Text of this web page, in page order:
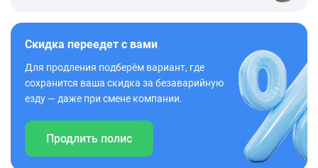
Скидка переедет с вами
Для продления подберём вариант, где
сохранится ваша скидка за безаварийную
езду — даже при смене компании.
Продлить полис